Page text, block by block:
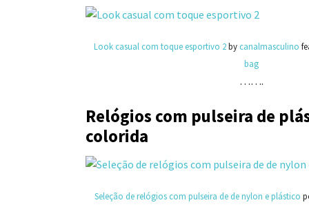
Look casual com toque esportivo 2by canalmasculino
bag
…….
Relógios com pulseira de
colorida
Seleção de relógios com pulseira de de nylon e plástico